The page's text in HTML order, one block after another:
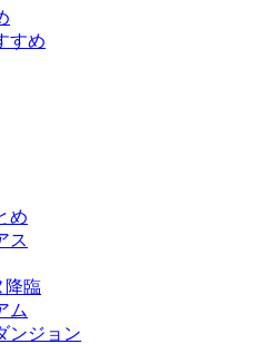
すめ
め
ス
降臨
ム
ンジョン